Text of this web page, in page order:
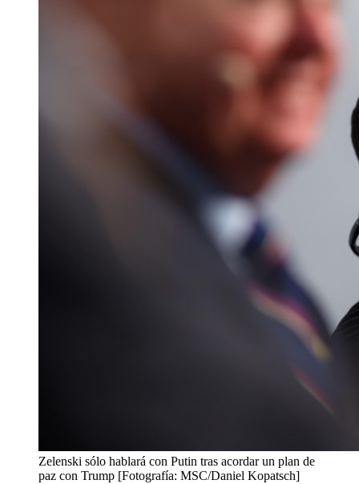
Zelenski sólo hablará con Putin tras acordar un plan de
paz con Trump [Fotografía: MSC/Daniel Kopatsch]